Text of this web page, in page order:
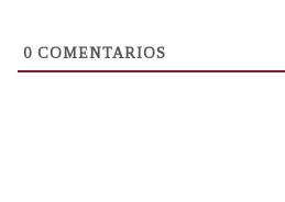
0 COMENTARIOS